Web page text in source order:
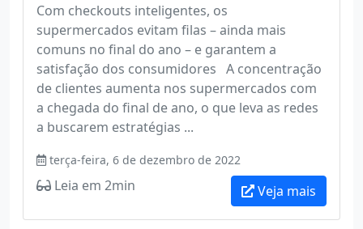
Com checkouts inteligentes, os
supermercados evitam filas – ainda mais
comuns no final do ano – e garantem a
satisfação dos consumidores A concentração
de clientes aumenta nos supermercados com
a chegada do final de ano, o que leva as redes
a buscarem estratégias ...
terça-feira, 6 de dezembro de 2022
Leia em 2min Veja mais